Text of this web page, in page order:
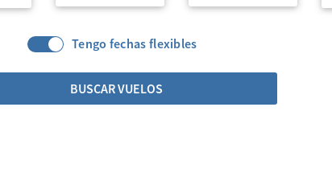
Tengo fechas flexibles
BUSCAR VUELOS